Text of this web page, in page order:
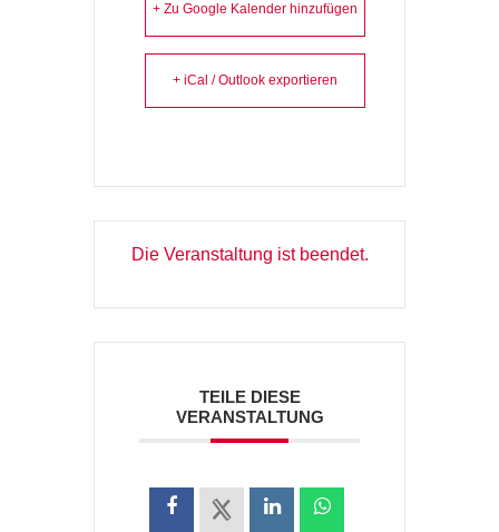
+ Zu Google Kalender hinzufügen
+ iCal / Outlook exportieren
Die Veranstaltung ist beendet.
TEILE DIESE
VERANSTALTUNG